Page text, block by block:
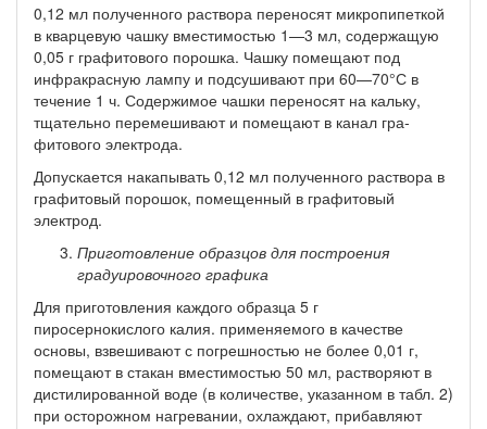
0,12 мл полученного раствора переносят микропипеткой
в квар­цевую чашку вместимостью 1—3 мл, содержащую
0,05 г графито­вого порошка. Чашку помещают под
инфракрасную лампу и под­сушивают при 60—70°С в
течение 1 ч. Содержимое чашки перено­сят на кальку,
тщательно перемешивают и помещают в канал гра­
фитового электрода.
Допускается накапывать 0,12 мл полученного раствора в
гра­фитовый порошок, помещенный в графитовый
электрод.
Приготовление образцов для построения
градуировочного графика
Для приготовления каждого образца 5 г
пиросернокислого ка­лия. применяемого в качестве
основы, взвешивают с погрешностью не более 0,01 г,
помещают в стакан вместимостью 50 мл, раство­ряют в
дистилированной воде (в количестве, указанном в табл. 2)
при осторожном нагревании, охлаждают, прибавляют